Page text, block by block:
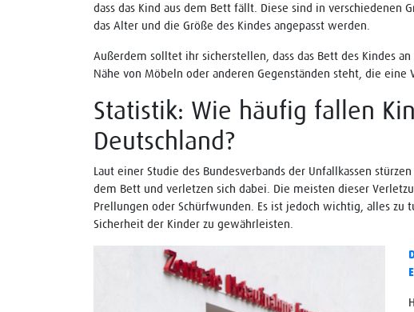
dass das Kind aus dem Bett fällt. Diese sind in verschiedenen
das Alter und die Größe des Kindes angepasst werden.
Außerdem solltet ihr sicherstellen, dass das Bett des Kindes
Nähe von Möbeln oder anderen Gegenständen steht, die eine
Statistik: Wie häufig fallen
Deutschland?
Laut einer Studie des Bundesverbands der Unfallkassen
dem Bett und verletzen sich dabei. Die meisten dieser
Prellungen oder Schürfwunden. Es ist jedoch wichtig, alles zu
Sicherheit der Kinder zu gewährleisten.